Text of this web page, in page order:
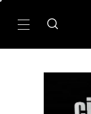
Menú